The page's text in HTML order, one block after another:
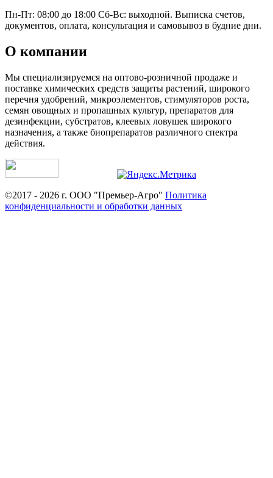
Пн-Пт: 08:00 до 18:00 Сб-Вс: выходной. Выписка счетов,
документов, оплата, консультация и самовывоз в будние дни.
О компании
Мы специализируемся на оптово-розничной продаже и
поставке химических средств защиты растений, широкого
перечня удобрений, микроэлементов, стимуляторов роста,
семян овощных и пропашных культур, препаратов для
дезинфекции, субстратов, клеевых ловушек широкого
назначения, а также биопрепаратов различного спектра
действия.
©2017 - 2026 г. ООО "Премьер-Агро" Политика
конфиденциальности и обработки данных